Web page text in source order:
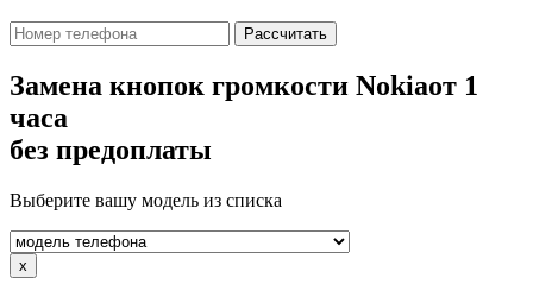
Рассчитать
Замена кнопок громкости Nokiaот 1
часа
без предоплаты
Выберите вашу модель из списка
x